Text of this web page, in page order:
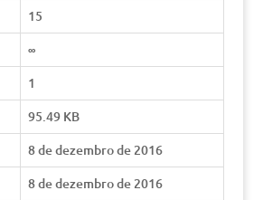
15
∞
1
95.49 KB
8 de dezembro de 2016
8 de dezembro de 2016